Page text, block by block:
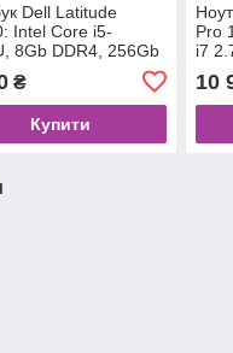
Dell Latitude
Intel Core i5-
8Gb DDR4, 256Gb
₴
Купити
Pro
i7
10